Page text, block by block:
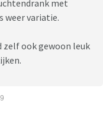
met
weer variatie.
zelf ook gewoon leuk